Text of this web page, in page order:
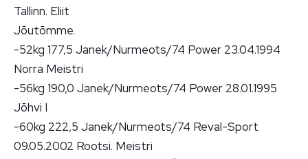
Tallinn. Eliit
Jõutõmme.
-52kg 177,5 Janek/Nurmeots/74 Power 23.04.1994
Norra Meistri
-56kg 190,0 Janek/Nurmeots/74 Power 28.01.1995
Jõhvi I
-60kg 222,5 Janek/Nurmeots/74 Reval-Sport
09.05.2002 Rootsi. Meistri